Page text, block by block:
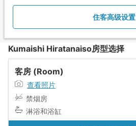
住客高级设置
Kumaishi Hiratanaiso房型选择
客房 (Room)
查看照片
禁烟房
淋浴和浴缸